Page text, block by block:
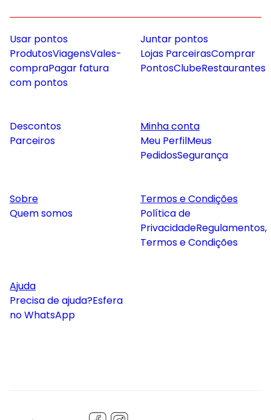
Usar pontos
ProdutosViagensVales-
compraPagar fatura
com pontos
Juntar pontos
Lojas ParceirasComprar
PontosClubeRestaurantes
Descontos
Parceiros
Minha conta
Meu PerfilMeus
PedidosSegurança
Sobre
Quem somos
Termos e Condições
Política de
PrivacidadeRegulamentos,
Termos e Condições
Ajuda
Precisa de ajuda?Esfera
no WhatsApp